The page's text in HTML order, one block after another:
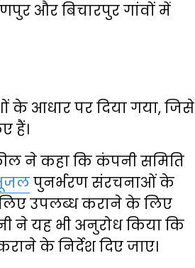
और बिचारपुर गांवों में
के आधार पर दिया गया, जिसे
हैं।
ने कहा कि कंपनी समिति
पुनर्भरण संरचनाओं के
उपलब्ध कराने के लिए
ने यह भी अनुरोध किया कि
के निर्देश दिए जाए।